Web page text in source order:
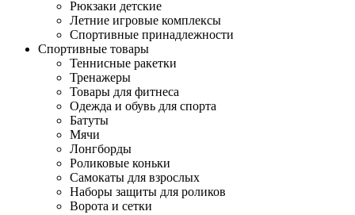
Рюкзаки детские
Летние игровые комплексы
Спортивные принадлежности
Спортивные товары
Теннисные ракетки
Тренажеры
Товары для фитнеса
Одежда и обувь для спорта
Батуты
Мячи
Лонгборды
Роликовые коньки
Самокаты для взрослых
Наборы защиты для роликов
Ворота и сетки